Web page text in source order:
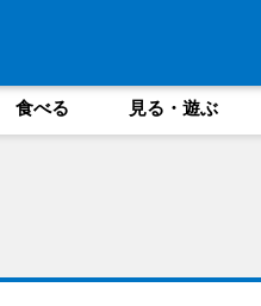
食べる 見る・遊ぶ